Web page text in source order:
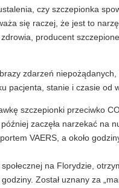
czy szczepionka
się raczej, że jest to
producent
zdarzeń
pacjenta, stanie i czasie
szczepionki przeciwko
zaczęła narzekać
VAERS, a około
na Florydzie,
Został uznany za